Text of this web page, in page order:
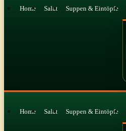
Home Salat Suppen & Eintöpfe
Home Salat Suppen & Eintöpfe